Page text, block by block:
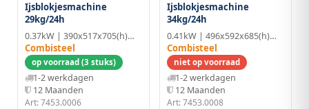
Ijsblokjesmachine
29kg/24h
0.37kW | 390x517x705(h)mm
Combisteel
op voorraad (3 stuks)
1-2 werkdagen
12 Maanden
Art: 7453.0006
Ijsblokjesmachine
34kg/24h
0.41kW | 496x592x685(h)mm
Combisteel
niet op voorraad
1-2 werkdagen
12 Maanden
Art: 7453.0008